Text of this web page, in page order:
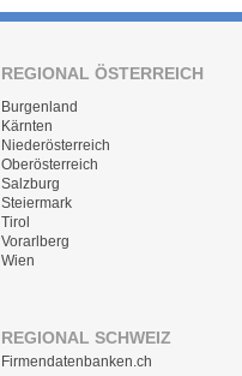
REGIONAL ÖSTERREICH
Burgenland
Kärnten
Niederösterreich
Oberösterreich
Salzburg
Steiermark
Tirol
Vorarlberg
Wien
REGIONAL SCHWEIZ
Firmendatenbanken.ch